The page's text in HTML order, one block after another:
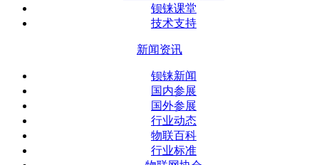
钡铼课堂
技术支持
新闻资讯
钡铼新闻
国内参展
国外参展
行业动态
物联百科
行业标准